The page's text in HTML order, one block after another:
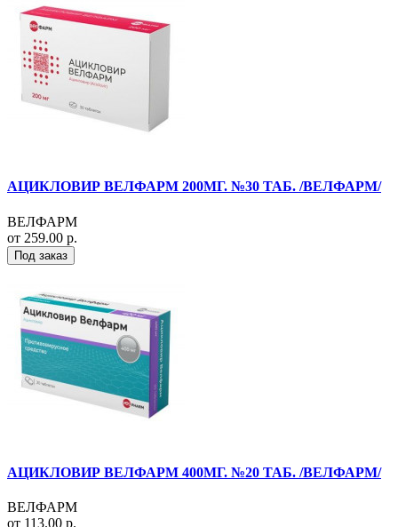
АЦИКЛОВИР ВЕЛФАРМ 200МГ. №30 ТАБ. /ВЕЛФАРМ/
ВЕЛФАРМ
от 259.00 р.
Под заказ
АЦИКЛОВИР ВЕЛФАРМ 400МГ. №20 ТАБ. /ВЕЛФАРМ/
ВЕЛФАРМ
от 113.00 р.